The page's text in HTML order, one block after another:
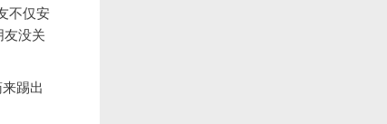
不仅安
友没关
踢出